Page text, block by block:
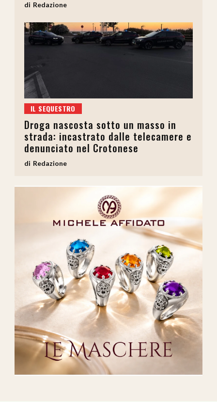
Redazione
IL SEQUESTRO
Droga nascosta sotto un masso in
strada: incastrato dalle telecamere e
denunciato nel Crotonese
Redazione